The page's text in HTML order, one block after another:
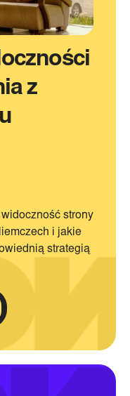
z
strony
i jakie
strategią